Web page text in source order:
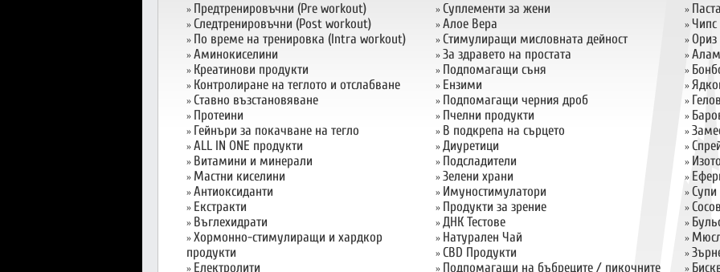
» Предтренировъчни (Pre workout)
» Следтренировъчни (Post workout)
» По време на тренировка (Intra workout)
» Аминокиселини
» Креатинови продукти
» Контролиране на теглото и отслабване
» Ставно възстановяване
» Протеини
» Гейнъри за покачване на тегло
» ALL IN ONE продукти
» Витамини и минерали
» Мастни киселини
» Антиоксиданти
» Екстракти
» Въглехидрати
» Хормонно-стимулиращи и хардкор
продукти
» Електролити
» Суплементи за жени
» Алое Вера
» Стимулиращи мисловната дейност
» За здравето на простата
» Подпомагащи съня
» Ензими
» Подпомагащи черния дроб
» Пчелни продукти
» В подкрепа на сърцето
» Диуретици
» Подсладители
» Зелени храни
» Имуностимулатори
» Продукти за зрение
» ДНК Тестове
» Натурален Чай
» CBD Продукти
» Подпомагащи на бъбреците / пикочните
» Паста
» Чипс
» Ориз
»
»
»
»
»
»
»
»
»
» Супи
»
»
»
»
»